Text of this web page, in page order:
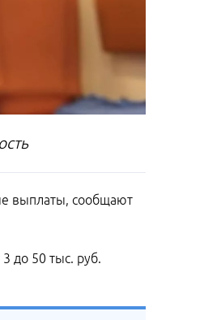
выплаты, сообщают
до 50 тыс. руб.